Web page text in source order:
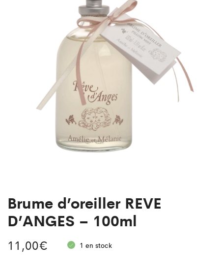
Brume d’oreiller REVE
D’ANGES – 100ml
11,00€ 1 en stock